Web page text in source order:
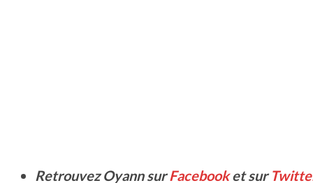
Retrouvez Oyann surFacebooket sur